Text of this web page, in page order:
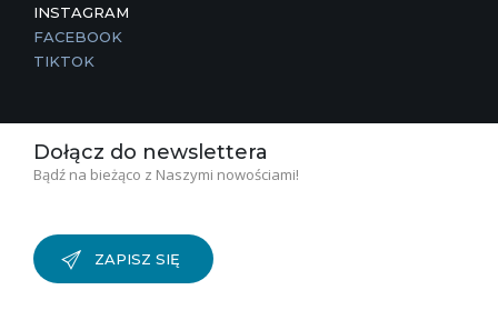
INSTAGRAM
FACEBOOK
TIKTOK
Dołącz do newslettera
Bądź na bieżąco z Naszymi nowościami!
ZAPISZ SIĘ